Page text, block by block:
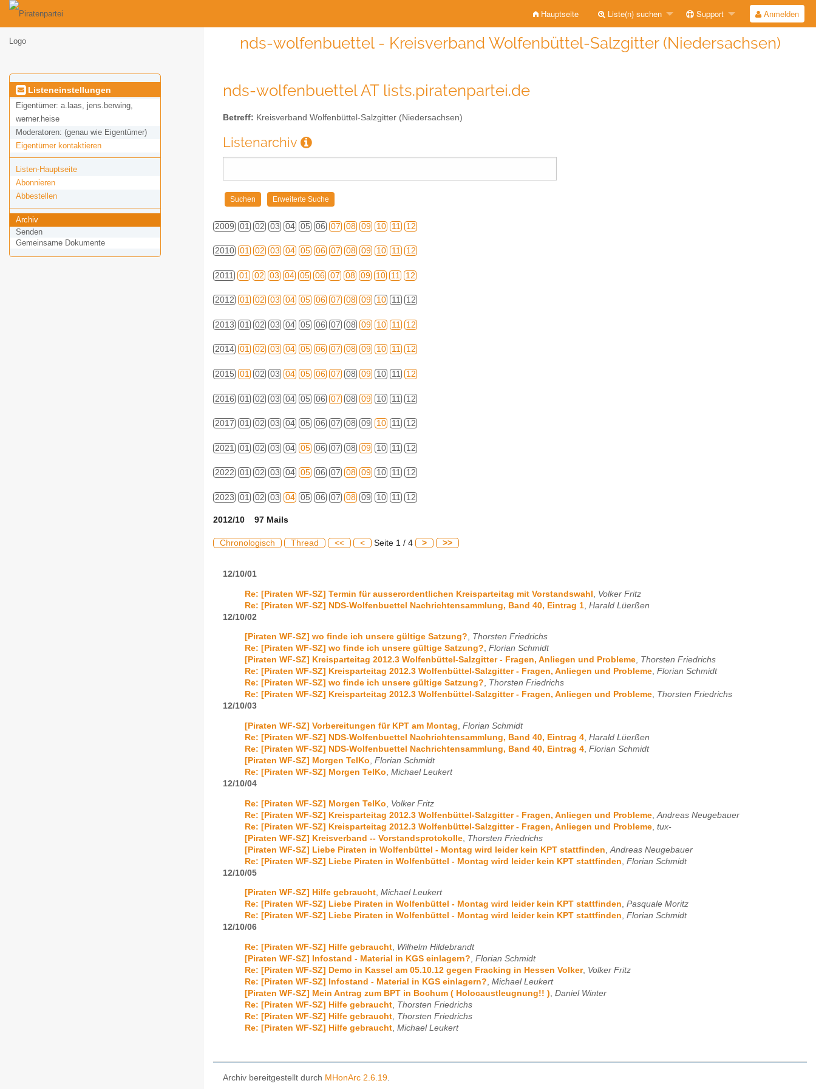
Hauptseite Liste(n) suchen Support Anmelden
nds-wolfenbuettel - Kreisverband Wolfenbüttel-Salzgitter (Niedersachsen)
Listeneinstellungen
Eigentümer: a.laas, jens.berwing,
werner.heise
Moderatoren: (genau wie Eigentümer)
Eigentümer kontaktieren
Listen-Hauptseite
Abonnieren
Abbestellen
Archiv
Senden
Gemeinsame Dokumente
nds-wolfenbuettel AT lists.piratenpartei.de
Betreff: Kreisverband Wolfenbüttel-Salzgitter (Niedersachsen)
Listenarchiv
2009 01 02 03 04 05 06 07 08 09 10 11 12
2010 01 02 03 04 05 06 07 08 09 10 11 12
2011 01 02 03 04 05 06 07 08 09 10 11 12
2012 01 02 03 04 05 06 07 08 09 10 11 12
2013 01 02 03 04 05 06 07 08 09 10 11 12
2014 01 02 03 04 05 06 07 08 09 10 11 12
2015 01 02 03 04 05 06 07 08 09 10 11 12
2016 01 02 03 04 05 06 07 08 09 10 11 12
2017 01 02 03 04 05 06 07 08 09 10 11 12
2021 01 02 03 04 05 06 07 08 09 10 11 12
2022 01 02 03 04 05 06 07 08 09 10 11 12
2023 01 02 03 04 05 06 07 08 09 10 11 12
2012/10 97 Mails
Chronologisch Thread << < Seite 1 / 4 > >>
12/10/01
Re: [Piraten WF-SZ] Termin für ausserordentlichen Kreisparteitag mit Vorstandswahl
Volker Fritz
Re: [Piraten WF-SZ] NDS-Wolfenbuettel Nachrichtensammlung, Band 40, Eintrag 1 Harald Lüerßen
12/10/02
[Piraten WF-SZ] wo finde ich unsere gültige Satzung?, Thorsten Friedrichs
Re: [Piraten WF-SZ] wo finde ich unsere gültige Satzung?, Florian Schmidt
[Piraten WF-SZ] Kreisparteitag 2012.3 Wolfenbüttel-Salzgitter - Fragen, Anliegen und Probleme, Thorsten Friedrichs
Re: [Piraten WF-SZ] Kreisparteitag 2012.3 Wolfenbüttel-Salzgitter - Fragen, Anliegen und Probleme, Florian Schmidt
Re: [Piraten WF-SZ] wo finde ich unsere gültige Satzung?, Thorsten Friedrichs
Re: [Piraten WF-SZ] Kreisparteitag 2012.3 Wolfenbüttel-Salzgitter - Fragen, Anliegen und Probleme, Thorsten Friedrichs
12/10/03
[Piraten WF-SZ] Vorbereitungen für KPT am Montag, Florian Schmidt
Re: [Piraten WF-SZ] NDS-Wolfenbuettel Nachrichtensammlung, Band 40, Eintrag 4, Harald Lüerßen
Re: [Piraten WF-SZ] NDS-Wolfenbuettel Nachrichtensammlung, Band 40, Eintrag 4, Florian Schmidt
[Piraten WF-SZ] Morgen TelKo, Florian Schmidt
Re: [Piraten WF-SZ] Morgen TelKo, Michael Leukert
12/10/04
Re: [Piraten WF-SZ] Morgen TelKo
Volker Fritz
Re: [Piraten WF-SZ] Kreisparteitag 2012.3 Wolfenbüttel-Salzgitter - Fragen, Anliegen und Probleme Andreas Neugebauer
Re: [Piraten WF-SZ] Kreisparteitag 2012.3 Wolfenbüttel-Salzgitter - Fragen, Anliegen und Probleme tux-
[Piraten WF-SZ] Kreisverband -- Vorstandsprotokolle Thorsten Friedrichs
[Piraten WF-SZ] Liebe Piraten in Wolfenbüttel - Montag wird leider kein KPT stattfinden Andreas Neugebauer
Re: [Piraten WF-SZ] Liebe Piraten in Wolfenbüttel - Montag wird leider kein KPT stattfinden Florian Schmidt
12/10/05
[Piraten WF-SZ] Hilfe gebraucht, Michael Leukert
Re: [Piraten WF-SZ] Liebe Piraten in Wolfenbüttel - Montag wird leider kein KPT stattfinden, Pasquale Moritz
Re: [Piraten WF-SZ] Liebe Piraten in Wolfenbüttel - Montag wird leider kein KPT stattfinden, Florian Schmidt
12/10/06
Re: [Piraten WF-SZ] Hilfe gebraucht Wilhelm Hildebrandt
[Piraten WF-SZ] Infostand - Material in KGS einlagern? Florian Schmidt
Re: [Piraten WF-SZ] Demo in Kassel am 05.10.12 gegen Fracking in Hessen Volker, Volker Fritz
Re: [Piraten WF-SZ] Infostand - Material in KGS einlagern? Michael Leukert
[Piraten WF-SZ] Mein Antrag zum BPT in Bochum ( Holocaustleugnung!! ) Daniel Winter
Re: [Piraten WF-SZ] Hilfe gebraucht Thorsten Friedrichs
Re: [Piraten WF-SZ] Hilfe gebraucht Thorsten Friedrichs
Re: [Piraten WF-SZ] Hilfe gebraucht Michael Leukert
Archiv bereitgestellt durch MHonArc 2.6.19